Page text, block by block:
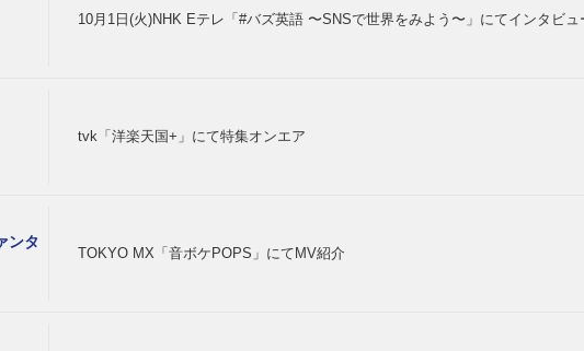
10月1日(火)NHK Eテレ「#バズ英語 〜SNSで世界をみよう〜」にてインタビュ
tvk「洋楽天国+」にて特集オンエア
ンタ
TOKYO MX「音ボケPOPS」にてMV紹介